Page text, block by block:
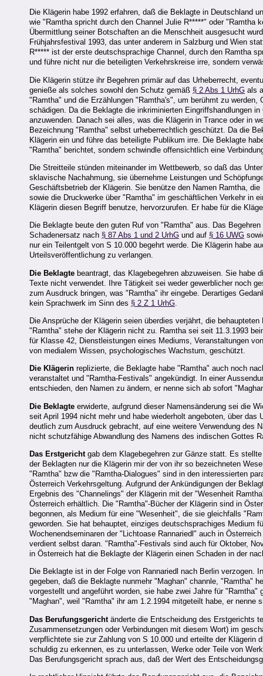
Die Klägerin habe 1992 erfahren, daß die Beklagte in Deutschland
wie "Ramtha spricht durch den Channel Julie R*****" oder
Übermittlung seiner Botschaften an die Menschheit ausgesucht
Frühjahrsfestival 1993, das unter anderem in Salzburg und Wien
R***** ist der erste deutschsprachige Channel, durch den Ramtha
und führe nicht nur die beteiligten Verkehrskreise irre, sondern
Die Klägerin stütze ihr Begehren primär auf das Urheberrecht,
genieße als solches sowohl den Schutz gemäß § 2 Abs 1 UrhG als
"Ramtha" und die Erzählungen "Ramtha's", um berühmt zu
schädigen. Da die Beklagte die inkriminierten Eingriffshandlungen
anzuwenden. Danach sei alles, was die Klägerin in Trance oder in
Bezeichnung "Ramtha" selbst urheberrechtlich geschützt. Da die
Klägerin ein und führe das beteiligte Publikum irre. Die Beklagte
"Ramtha" berichtet, sondern schwindle offensichtlich eine
Die Streitteile stünden miteinander im Wettbewerb, so daß das
sklavische Nachahmung, sie übernehme Leistungen und
Geschäftsbetrieb der Klägerin. Sie benütze den Namen Ramtha,
sowie die Druckwerke über "Ramtha" im geschäftlichen Verkehr in
Klägerin diesen Begriff benutze, hervorzurufen. Er habe für die
Die Beklagte beute den guten Ruf von "Ramtha" aus. Das
Schadenersatz nach § 87 Abs 1 und 2 UrhG und auf § 16 UWG
nur ein Teilentgelt von S 10.000 begehrt werde. Die Klägerin habe
Urteilsveröffentlichung zu verlangen.
Die Beklagte beantragt, das Klagebegehren abzuweisen. Sie habe
Texte nicht verwendet. Ihre Tätigkeit sei weder gewerblicher noch
zum Ausdruck bringen, was "Ramtha" ihr eingebe. Derartiges
kein Sprachwerk im Sinn des § 2 Z 1 UrhG
Die Ansprüche der Klägerin seien überdies verjährt, die
"Ramtha" stehe der Klägerin nicht zu. Ramtha sei seit 11.3.1993
für Klasse 42, Dienstleistungen eines Mediums, Veranstaltungen
von medialem Wissen, psychologisches Wachstum, geschützt.
Die Klägerin replizierte, die Beklagte habe "Ramtha" auch noch
veranstaltet und "Ramtha-Festivals" angekündigt. In einer
entschieden, den Namen zu ändern, er nenne sich ab sofort
Die Beklagte erwiderte, aufgrund dieser Namensänderung sei die
seit April 1994 nicht mehr und habe wiederholt angeboten, über
deutlich zum Ausdruck gebracht, auf eine weitere Verwendung
nicht schutzfähige Abwandlung des Namens des indischen Gottes
Das Erstgerichtgab dem Klagebegehren zur Gänze statt. Es
der Beklagten nur die Klägerin mir der von ihr so bezeichneten
"Ramtha" bzw die "Ramtha-Dialogues" sind in den interessierten
Österreich Verkehrsgeltung. Aufgrund der Ankündigungen der
Ergebnis des "Channelings" der Klägerin mit der "Wesenheit
Österreich erhältlich. Die "Ramtha"-Bücher der Klägerin sind in
begonnen, als Medium für eine "Wesenheit", die sie gleichfalls
geworden. Sie hat behauptet, einziges deutschsprachiges Medium
Wochenendseminaren der "Lichtoase Rannariedl" auch in
verdient selbst daran. "Ramtha"-Festivals sind auch für Oktober,
in Österreich hat die Beklagte der Klägerin einen Schaden in der
Die Beklagte ist in der Folge von Rannariedl nach Berlin verzogen.
gegeben, daß die Beklagte nunmehr "Maghan" channle, "Ramtha"
vorgestellt und angeführt worden, sie habe zwei Jahre für
"Maghan", weil "Ramtha" ihr am 1.2.1994 mitgeteilt habe, er nenne
Das Berufungsgericht änderte die Entscheidung des Erstgerichts
Zusammensetzungen oder Verbindungen mit diesem Wort) im
verpflichtete sie zur Zahlung von S 10.000 und erteilte der Klägerin
schuldig zu erkennen, es zu unterlassen, Werke oder Teile von
Das Berufungsgericht sprach aus, daß der Wert des